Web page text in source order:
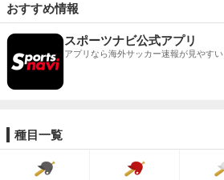
おすすめ情報
スポーツナビ公式アプリ
アプリなら海外サッカー速報が見やすい
種目一覧